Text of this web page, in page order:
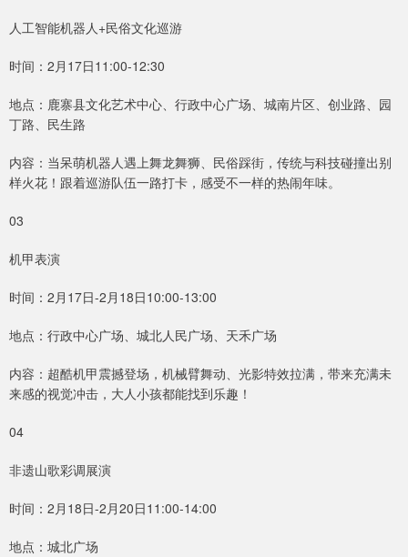
人工智能机器人+民俗文化巡游
时间：2月17日11:00-12:30
地点：鹿寨县文化艺术中心、行政中心广场、城南片区、创业路、园
丁路、民生路
内容：当呆萌机器人遇上舞龙舞狮、民俗踩街，传统与科技碰撞出别
样火花！跟着巡游队伍一路打卡，感受不一样的热闹年味。
03
机甲表演
时间：2月17日-2月18日10:00-13:00
地点：行政中心广场、城北人民广场、天禾广场
内容：超酷机甲震撼登场，机械臂舞动、光影特效拉满，带来充满未
来感的视觉冲击，大人小孩都能找到乐趣！
04
非遗山歌彩调展演
时间：2月18日-2月20日11:00-14:00
地点：城北广场